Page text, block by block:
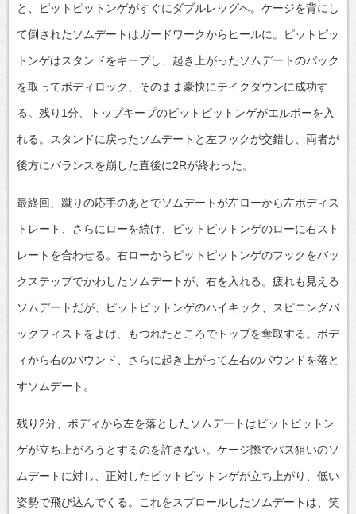
と、ピットピットンゲがすぐにダブルレッグへ。ケージを背にし
て倒されたソムデートはガードワークからヒールに。ピットピッ
トンゲはスタンドをキープし、起き上がったソムデートのバック
を取ってボディロック、そのまま豪快にテイクダウンに成功す
る。残り1分、トップキープのピットピットンゲがエルボーを入
れる。スタンドに戻ったソムデートと左フックが交錯し、両者が
後方にバランスを崩した直後に2Rが終わった。
最終回、蹴りの応手のあとでソムデートが左ローから左ボディス
トレート、さらにローを続け、ピットピットンゲのローに右スト
レートを合わせる。右ローからピットピットンゲのフックをバッ
クステップでかわしたソムデートが、右を入れる。疲れも見える
ソムデートだが、ピットピットンゲのハイキック、スピニングバ
ックフィストをよけ、もつれたところでトップを奪取する。ボデ
ィから右のパウンド、さらに起き上がって左右のパウンドを落と
すソムデート。
残り2分、ボディから左を落としたソムデートはピットピットン
ゲが立ち上がろうとするのを許さない。ケージ際でパス狙いのソ
ムデートに対し、正対したピットピットンゲが立ち上がり、低い
姿勢で飛び込んでくる。これをスプロールしたソムデートは、笑